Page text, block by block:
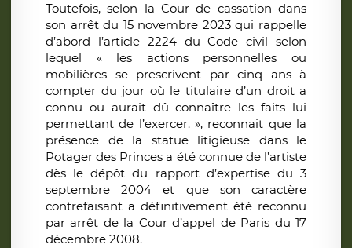
Toutefois, selon la Cour de cassation dans
son arrêt du 15 novembre 2023 qui rappelle
d’abord l’article 2224 du Code civil selon
lequel « les actions personnelles ou
mobilières se prescrivent par cinq ans à
compter du jour où le titulaire d’un droit a
connu ou aurait dû connaître les faits lui
permettant de l’exercer. », reconnait que la
présence de la statue litigieuse dans le
Potager des Princes a été connue de l’artiste
dès le dépôt du rapport d’expertise du 3
septembre 2004 et que son caractère
contrefaisant a définitivement été reconnu
par arrêt de la Cour d’appel de Paris du 17
décembre 2008.